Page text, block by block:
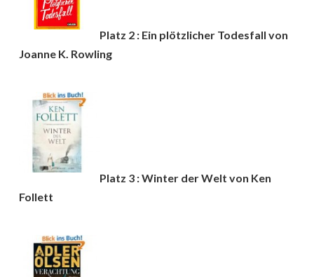
Platz 2 : Ein plötzlicher Todesfall von
Joanne K. Rowling
Platz 3 : Winter der Welt von Ken
Follett